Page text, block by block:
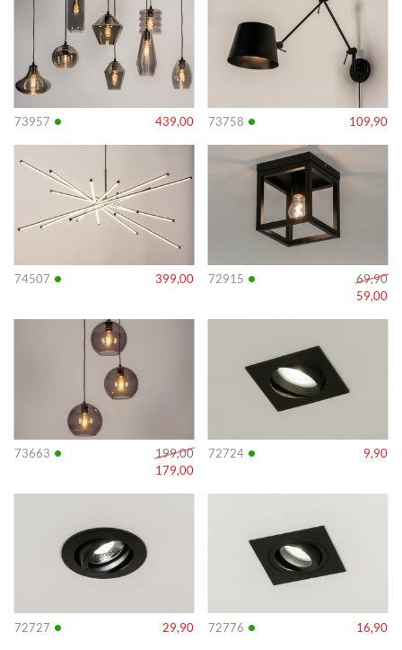
73957 • 439,00 73758 • 109,90
74507 • 399,00
Info
72915 •
69,90
59,00
Info
73663 •
199,00
179,00
Info
72724 • 9,90
Info
72727 • 29,90
Info
72776 • 16,90
Info